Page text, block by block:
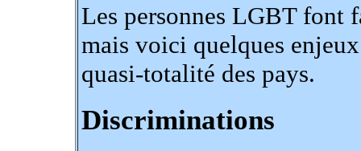
Les personnes LGBT font
mais voici quelques
quasi-totalité des pays.
Discriminations